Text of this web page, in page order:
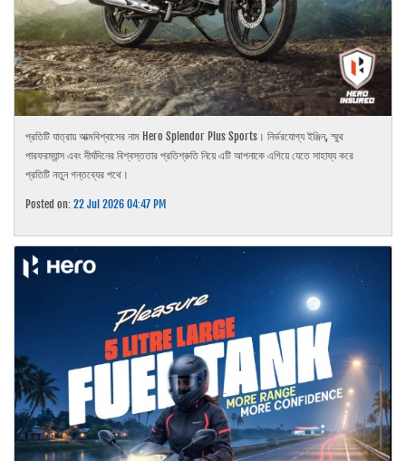
প্রতিটি যাত্রায় আত্মবিশ্বাসের নাম Hero Splendor Plus Sports। নির্ভরযোগ্য ইঞ্জিন, স্মুথ
পারফরম্যান্স এবং দীর্ঘদিনের বিশ্বস্ততার প্রতিশ্রুতি নিয়ে এটি আপনাকে এগিয়ে যেতে সাহায্য করে
প্রতিটি নতুন গন্তব্যের পথে।
Posted on:22 Jul 2026 04:47 PM